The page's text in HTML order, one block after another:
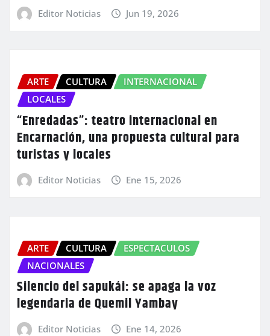
Editor Noticias Jun 19, 2026
ARTE CULTURA
INTERNACIONAL
LOCALES
“Enredadas”: teatro internacional en
Encarnación, una propuesta cultural para
turistas y locales
Editor Noticias Ene 15, 2026
ARTE CULTURA
ESPECTACULOS
NACIONALES
Silencio del sapukái: se apaga la voz
legendaria de Quemil Yambay
Editor Noticias Ene 14, 2026